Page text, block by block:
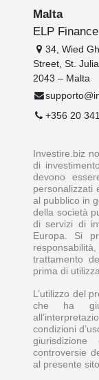
Malta
ELP
34, Wied
Street, St.
2043 – Malta
+356 20
Investire.biz
di
devono
personalizzati
al pubblico in
della società
di servizi di
Europa. Si
trattamento
prima di
L’utilizzo del
che ha
condizioni
controversie
al presente